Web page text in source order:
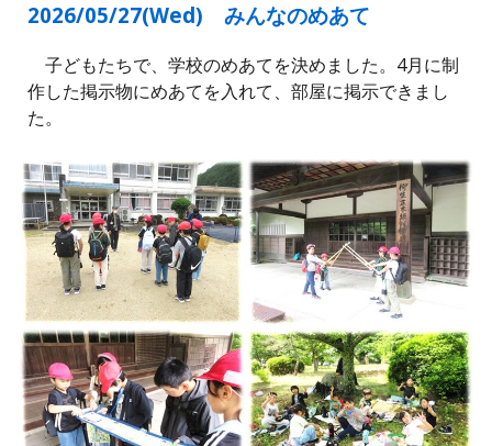
2026/05/27(Wed)みんなのめあて
子どもたちで、学校のめあてを決めました。4月に制
作した掲示物にめあてを入れて、部屋に掲示できまし
た。